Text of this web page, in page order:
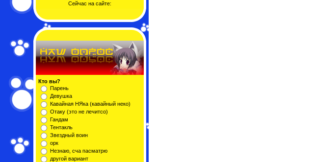
Сейчас на сайте:
Кто вы?
Парень
Девушка
Кавайная НЯка (кавайный неко)
Отаку (это не лечитсо)
Гандам
Тентакль
Звездный воин
орк
Незнаю, сча пасматрю
другой вариант